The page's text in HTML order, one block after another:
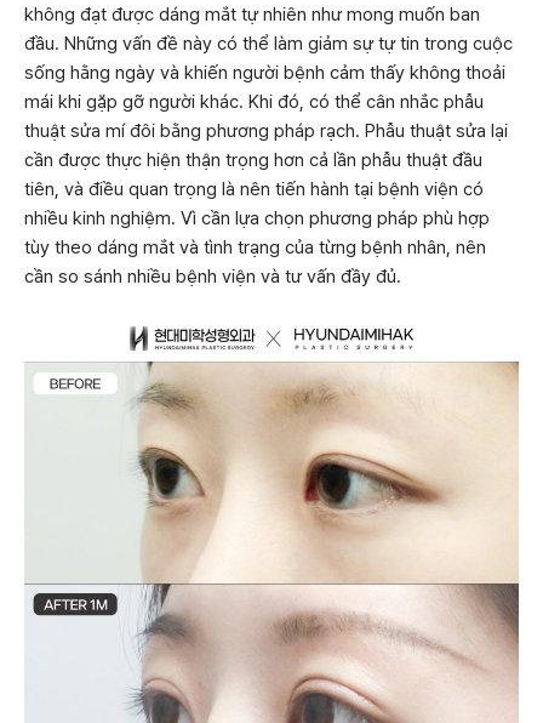
không đạt được dáng mắt tự nhiên như mong muốn ban
đầu. Những vấn đề này có thể làm giảm sự tự tin trong cuộc
sống hằng ngày và khiến người bệnh cảm thấy không thoải
mái khi gặp gỡ người khác. Khi đó, có thể cân nhắc phẫu
thuật sửa mí đôi bằng phương pháp rạch. Phẫu thuật sửa lại
cần được thực hiện thận trọng hơn cả lần phẫu thuật đầu
tiên, và điều quan trọng là nên tiến hành tại bệnh viện có
nhiều kinh nghiệm. Vì cần lựa chọn phương pháp phù hợp
tùy theo dáng mắt và tình trạng của từng bệnh nhân, nên
cần so sánh nhiều bệnh viện và tư vấn đầy đủ.